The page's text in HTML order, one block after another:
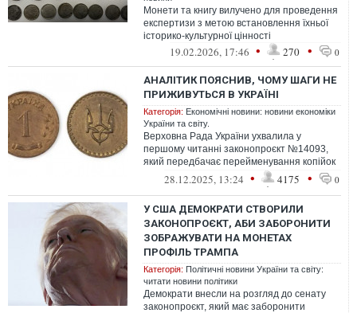
Монети та книгу вилучено для проведення
експертизи з метою встановлення їхньої
історико-культурної цінності
19.02.2026, 17:46 • 270 • 0
АНАЛІТИК ПОЯСНИВ, ЧОМУ ШАГИ НЕ
ПРИЖИВУТЬСЯ В УКРАЇНІ
Категорія: Економічні новини: новини економіки
України та світу.
Верховна Рада України ухвалила у
першому читанні законопроєкт №14093,
який передбачає перейменування копійок
на шаги28.12.2025, 13:24 • 4175 • 0
У США ДЕМОКРАТИ СТВОРИЛИ
ЗАКОНОПРОЄКТ, АБИ ЗАБОРОНИТИ
ЗОБРАЖУВАТИ НА МОНЕТАХ
ПРОФІЛЬ ТРАМПА
Категорія: Політичні новини України та світу:
читати новини політики
Демократи внесли на розгляд до сенату
законопроєкт, який має заборонити